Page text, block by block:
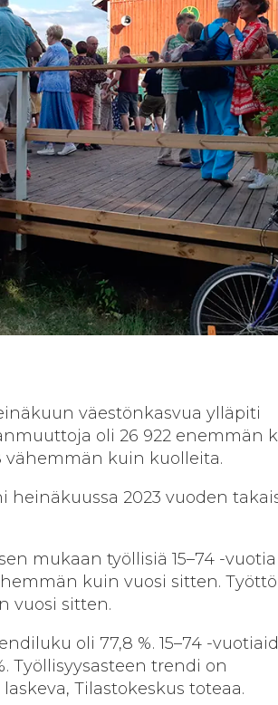
väestönkasvua ylläpiti
oli 26 922 enemmän
vähemmän kuin kuolleita.
heinäkuussa 2023 vuoden
mukaan työllisiä 15–74 -
kuin vuosi sitten.
vuosi sitten.
oli 77,8 %. 15–74 -
Työllisyysasteen trendi on
Tilastokeskus toteaa.